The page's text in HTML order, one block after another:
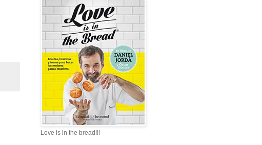
Love is in the bread!!!